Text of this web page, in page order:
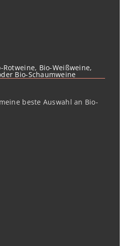
Rotweine, Bio-Weißweine,
Bio-Schaumweine
beste Auswahl an Bio-